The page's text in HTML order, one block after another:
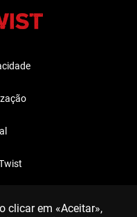
clicar em «Aceitar»,